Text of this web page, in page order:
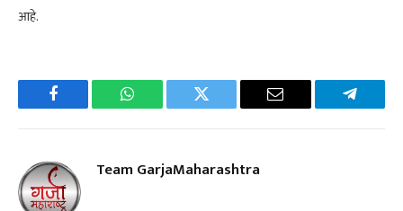
आहे.
Facebook WhatsApp Twitter Email
Team GarjaMaharashtra